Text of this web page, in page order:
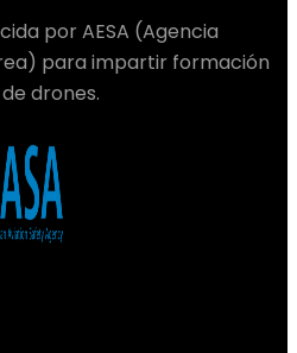
por AESA (Agencia
para impartir formación
drones.